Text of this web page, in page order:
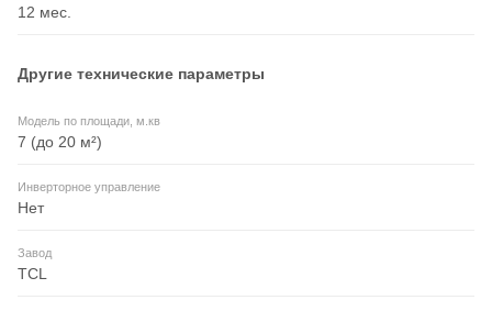
12 мес.
Другие технические параметры
Модель по площади, м.кв
7 (до 20 м²)
Инверторное управление
Нет
Завод
TCL